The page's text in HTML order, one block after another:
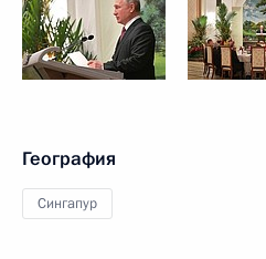
География
Сингапур